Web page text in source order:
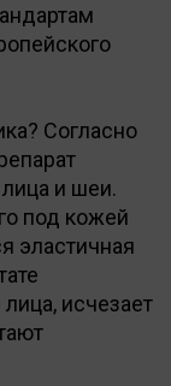
Согласно
и шеи.
под кожей
эластичная
исчезает